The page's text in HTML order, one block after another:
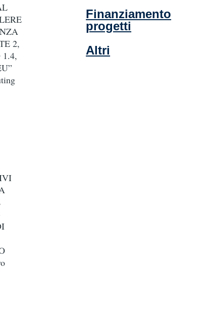
2,
Finanziamento
progetti
Altri